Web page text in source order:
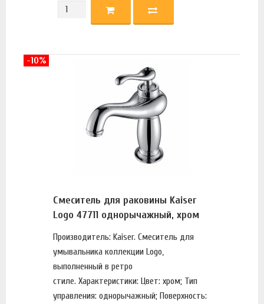
Смеситель для раковины Kaiser
Logo 47711 однорычажный, хром
Производитель: Kaiser. Смеситель для
умывальника коллекции Logo,
выполненный в ретро
стиле. Характеристики: Цвет: хром; Тип
управления: однорычажный; Поверхность:
-10%